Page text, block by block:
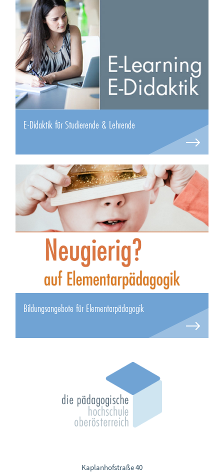
E-Didaktik für Studierende & Lehrende
Bildungsangebote für Elementarpädagogik
Kaplanhofstraße 40